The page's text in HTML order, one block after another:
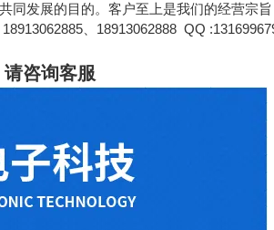
同发展的目的。客户至上是我们的经营宗
、18913062888 QQ
咨询客服